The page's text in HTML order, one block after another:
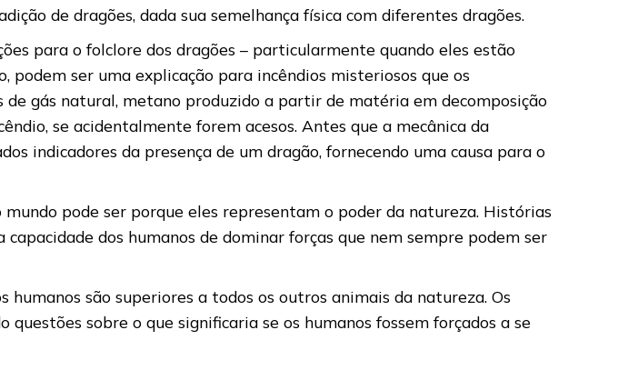
de dragões, dada sua semelhança física com diferentes dragões.
para o folclore dos dragões – particularmente quando eles estão
podem ser uma explicação para incêndios misteriosos que os
gás natural, metano produzido a partir de matéria em decomposição
se acidentalmente forem acesos. Antes que a mecânica da
indicadores da presença de um dragão, fornecendo uma causa para o
pode ser porque eles representam o poder da natureza. Histórias
dos humanos de dominar forças que nem sempre podem ser
são superiores a todos os outros animais da natureza. Os
sobre o que significaria se os humanos fossem forçados a se